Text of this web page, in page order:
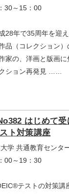
30～15：00
28年で35周年を迎
品（コレクション）
家の、洋画と版画に
ション再発見 ……
はじめて受
ト対策講座
学 共通教育センタ
00～19：30
テストの対策講